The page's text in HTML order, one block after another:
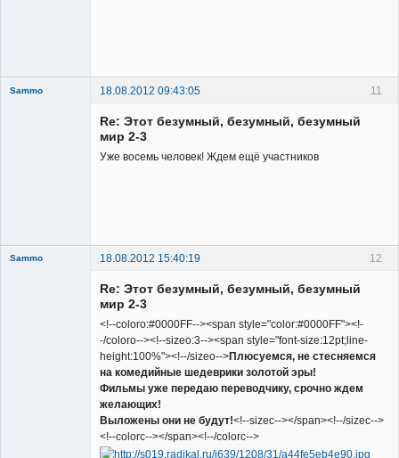
11
Sammo
18.08.2012 09:43:05
Re: Этот безумный, безумный, безумный
мир 2-3
Уже восемь человек! Ждем ещё участников
12
Sammo
18.08.2012 15:40:19
Re: Этот безумный, безумный, безумный
мир 2-3
<!--coloro:#0000FF--><span style="color:#0000FF"><!-
-/coloro--><!--sizeo:3--><span style="font-size:12pt;line-
height:100%"><!--/sizeo-->Плюсуемся, не стесняемся
на комедийные шедеврики золотой эры!
Фильмы уже передаю переводчику, срочно ждем
желающих!
Выложены они не будут!<!--sizec--></span><!--/sizec-->
<!--colorc--></span><!--/colorc-->